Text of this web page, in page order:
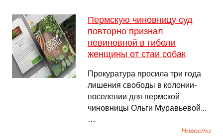
Пермскую чиновницу суд
повторно признал
невиновной в гибели
женщины от стаи собак
Прокуратура просила три года
лишения свободы в колонии-
поселении для пермской
чиновницы Ольги Муравьевой...
…
Новости